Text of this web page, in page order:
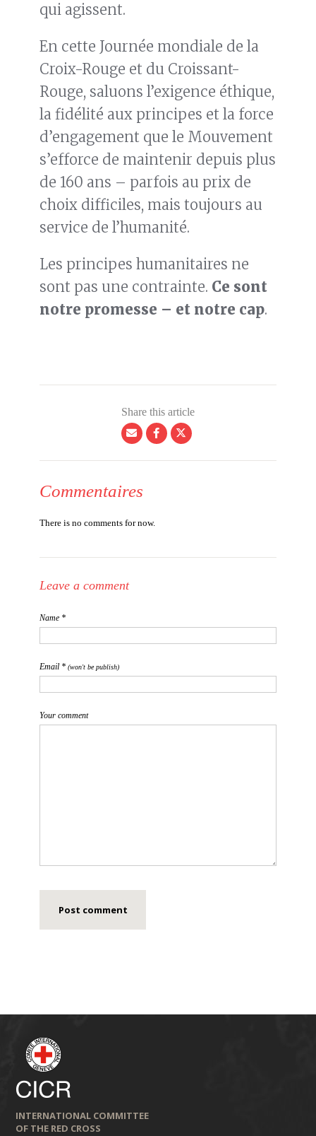
qui agissent.
En cette Journée mondiale de la
Croix-Rouge et du Croissant-
Rouge, saluons l’exigence éthique,
la fidélité aux principes et la force
d’engagement que le Mouvement
s’efforce de maintenir depuis plus
de 160 ans – parfois au prix de
choix difficiles, mais toujours au
service de l’humanité.
Les principes humanitaires ne
sont pas une contrainte. Ce sont
notre promesse – et notre cap.
Share this article
Commentaires
There is no comments for now.
Leave a comment
Name *
Email * (won't be publish)
Your comment
INTERNATIONAL COMMITTEE
OF THE RED CROSS